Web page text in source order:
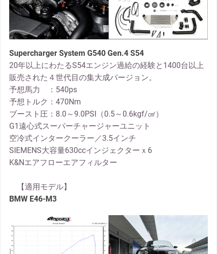
Supercharger System G540 Gen.4 S54
20年以上にわたるS54エンジン過給の経験と1400台以上
販売された４世代目の集大成バージョン。
予想馬力 ：540ps
予想トルク：470Nm
ブースト圧：8.0～9.0PSI（0.5～0.6kgf/㎠）
G1遠心式スーパーチャージャーユニット
空冷式インタークーラー／3.5インチ
SIEMENS大容量630ccインジェクターｘ6
K&Nエアフローエアフィルター
【適用モデル】
BMW E46-M3